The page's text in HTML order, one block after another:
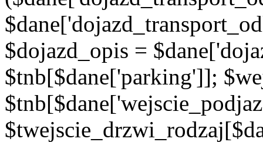
$dojazd_opis =
$tnb[$dane['parking']];